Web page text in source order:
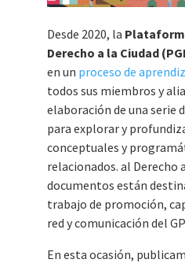
Desde 2020, la
Derecho a la Ciudad
en un proceso de
todos sus miembros y
elaboración de una serie
para explorar y
conceptuales y
relacionados. al Derecho
documentos están
trabajo de promoción,
red y comunicación del
En esta ocasión,